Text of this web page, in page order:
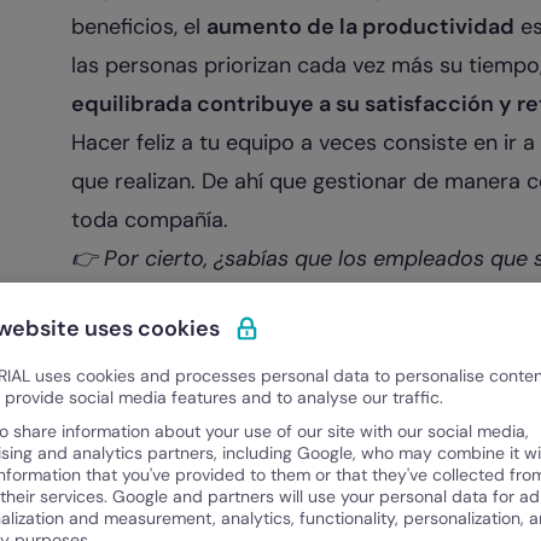
beneficios, el aumento de la productividad
las personas priorizan cada vez más su
equilibrada contribuye a su satisfacción y
Hacer feliz a tu equipo a veces consiste en ir
que realizan. De ahí que gestionar de manera
toda compañía.
👉​ Por cierto, ¿sabías que los empleados
Aprendé cómo tener
Horas extra según la ley
La norma laboral máxima en Argentina es la
esta se determina qué es el tiempo
el país.
uses cookies
uses cookies and processes personal data to personalise
provide social media features and to analyse our traffic.
share information about your use of our site with our social media,
and analytics partners, including Google, who may combine it
that you've provided to them or that they've collected
services. Google and partners will use your personal data for ad
and measurement, analytics, functionality, personalization,